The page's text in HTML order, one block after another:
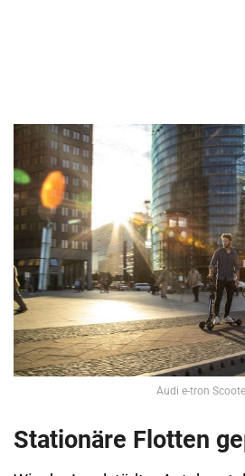
Audi e-tron
Stationäre Flotten